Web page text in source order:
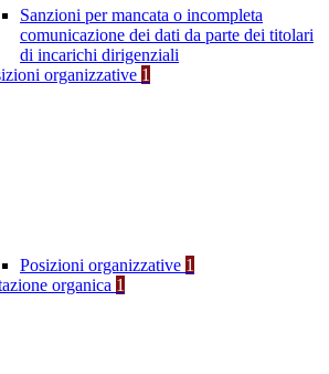
Sanzioni per mancata o incompleta
comunicazione dei dati da parte dei titolari
di incarichi dirigenziali
organizzative 1
Posizioni organizzative 1
organica 1